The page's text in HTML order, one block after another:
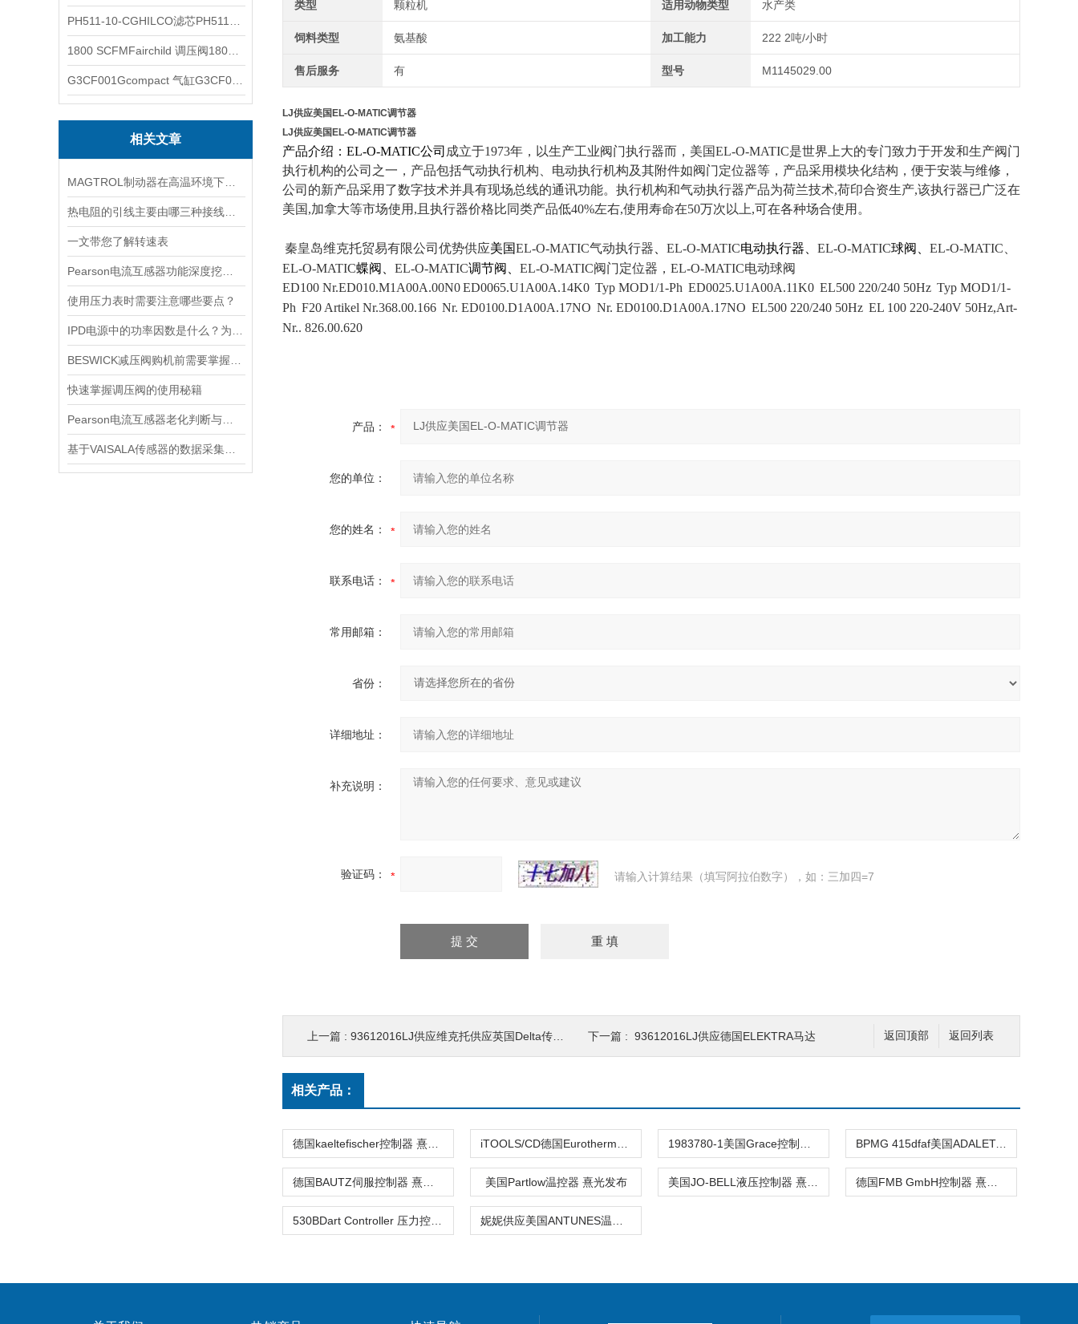
相关文章
一文带您了解转速表
使用压力表时需要注意哪些要点？
快速掌握调压阀的使用秘籍
类型 颗粒机 适用动物类型 水产类
饲料类型 氨基酸 加工能力 222 2吨/小时
售后服务 有 型号 M1145029.00
LJ供应美国EL-O-MATIC调节器
LJ供应美国EL-O-MATIC调节器
产品介绍： EL-O-MATIC公司 成立于1973年，以生产工业阀门执行器而，美国EL-O-MATIC是世界上大的专门致力于开发和生产阀门
执行机构的公司之一，产品包括气动执行机构、电动执行机构及其附件如阀门定位器等，产品采用模块化结构，便于安装与维修，
公司的新产品采用了数字技术并具有现场总线的通讯功能。 执行机构和气动执行器产品为荷兰技术,荷印合资生产,该执行器已广泛在
美国,加拿大等市场使用,且执行器价格比同类产品低40%左右,使用寿命在50万次以上,可在各种场合使用。
秦皇岛维克托贸易有限公司优势供应美国EL-O-MATIC气动执行器 EL-O-MATIC电动执行器、 EL-O-MATIC球阀、 EL-O-MATIC、
EL-O-MATIC蝶阀、 EL-O-MATIC调节阀、 EL-O-MATIC阀门定位器，EL-O-MATIC电动球阀
ED100 Nr.ED010.M1A00A.00N0ED0065.U1A00A.14K0 Typ MOD1/1-Ph ED0025.U1A00A.11K0 EL500 220/240 50Hz Typ MOD1/1-
Ph F20 Artikel Nr.368.00.166 Nr. ED0100.D1A00A.17NO Nr. ED0100.D1A00A.17NO EL500 220/240 50Hz EL 100 220-240V 50Hz,Art-
Nr.. 826.00.620
产品：
您的单位：
您的姓名：
联系电话：
常用邮箱：
省份：
详细地址：
补充说明：
验证码： 请输入计算结果（填写阿拉伯数字），如：三加四=7
返回列表
返回顶部
上一篇 : 93612016LJ供应维克托供应英国Delta传感器 下一篇 : 93612016LJ供应德国ELEKTRA马达
相关产品：
BPMG 415dfaf美国ADALET-PLM控制器 熹光发布
美国Partlow温控器 熹光发布